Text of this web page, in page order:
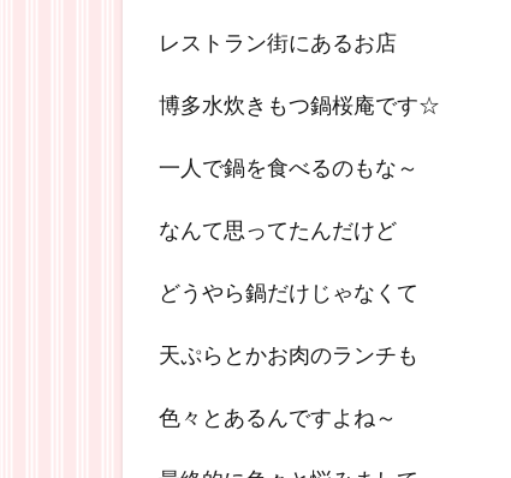
レストラン街にあるお店
博多水炊きもつ鍋桜庵です☆
一人で鍋を食べるのもな～
なんて思ってたんだけど
どうやら鍋だけじゃなくて
天ぷらとかお肉のランチも
色々とあるんですよね～